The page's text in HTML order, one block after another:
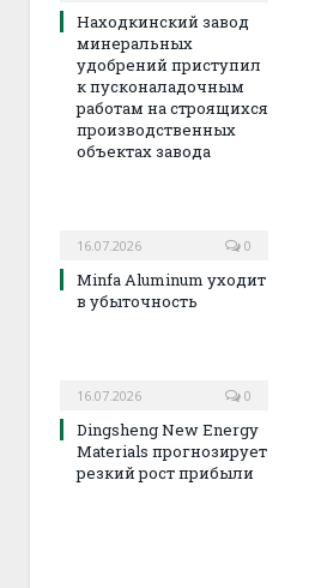
Находкинский завод
минеральных
удобрений приступил
к пусконаладочным
работам на строящихся
производственных
объектах завода
16.07.2026 0
Minfa Aluminum уходит
в убыточность
16.07.2026 0
Dingsheng New Energy
Materials прогнозирует
резкий рост прибыли